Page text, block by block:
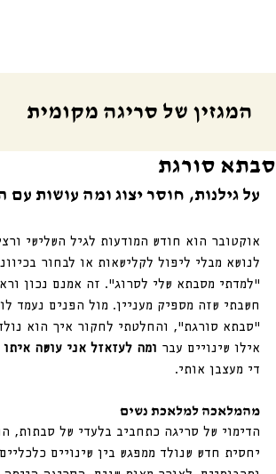
המגזין של סריגה מקומית
סבתא סורגת
על גילנות, חוסר יצוג ומה עושות
אוקטובר הוא חודש המודעות לגיל השלישי
לנושא מבלי ליפול לקלישאות או לבחור
״למדתי מסבתא שלי לסרוג״. זה אמנם נכון
חשבתי שזה מספיק מעניין. מול הפנים נעמד
״סבתא סורגת״, והחלטתי לחקור איך הוא
אילו שינויים עבר ומה לעזאזל אני עושה איתו
די מעצבן אותי.
מהמלאכה למלאכת נשים
הדימוי של סריגה כתחביב בלעדי של סבתות,
יחסית חדש שנולד ממפגש בין שינויים